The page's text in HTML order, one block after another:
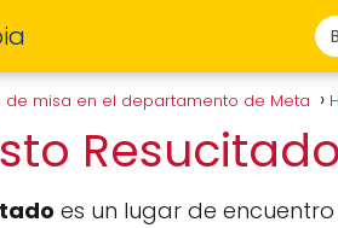
de misa en el departamento de Meta
Resucitado
es un lugar de